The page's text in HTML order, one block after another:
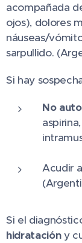
acompañada
ojos), dolores
náuseas/
sarpullido.
Si hay
No
Acudir
Si el
hidratacióny